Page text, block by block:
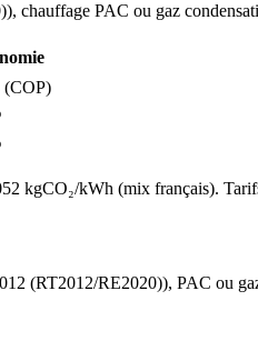
), chauffage PAC ou gaz
(COP)
kgCO₂/kWh (mix français).
(RT2012/RE2020)), PAC ou